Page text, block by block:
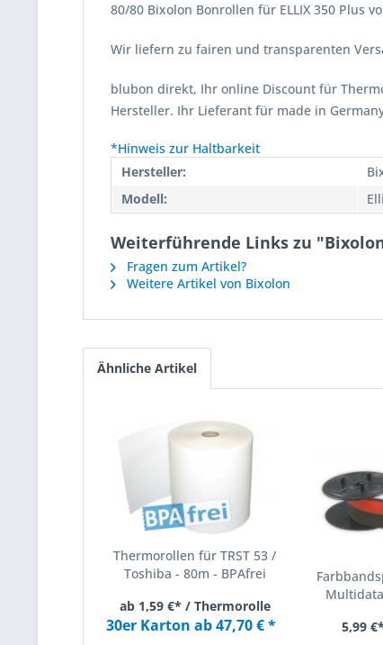
80/80 Bixolon Bonrollen für ELLIX 350 Plus
Wir liefern zu fairen und transparenten
blubon direkt, Ihr online Discount für
Hersteller. Ihr Lieferant für made in
*Hinweis zur Haltbarkeit
Hersteller:
Modell:
Weiterführende Links zu
Fragen zum Artikel?
Weitere Artikel von Bixolon
Ähnliche Artikel
Thermorollen für TRST 53 /
Toshiba - 80m - BPAfrei
ab 1,59 €* / Thermorolle
30er Karton ab 47,70 € *
5,99